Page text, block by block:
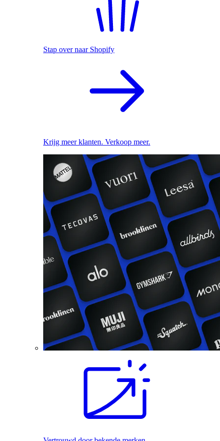
Stap over naar Shopify
Krijg meer klanten. Verkoop meer.